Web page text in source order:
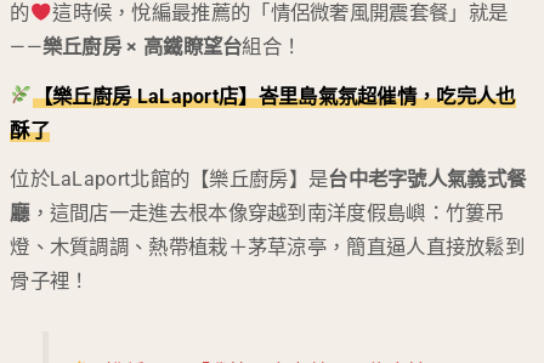
的
這時候，悅編最推薦的「情侶微奢風開震套餐」就是
——樂丘廚房 × 高鐵瞭望台組合！
【樂丘廚房 LaLaport店】峇里島氣氛超催情，吃完人也
酥了
位於LaLaport北館的【樂丘廚房】是台中老字號人氣義式餐
廳，這間店一走進去根本像穿越到南洋度假島嶼：竹簍吊
燈、木質調調、熱帶植栽＋茅草涼亭，簡直逼人直接放鬆到
骨子裡！